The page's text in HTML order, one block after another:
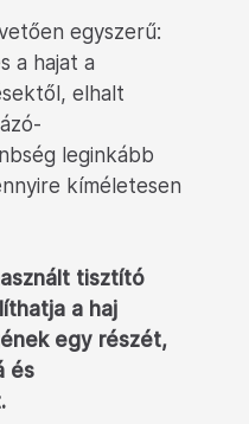
egyszerű:
a hajat a
elhalt
leginkább
kíméletesen
tisztító
a haj
egy részét,
és